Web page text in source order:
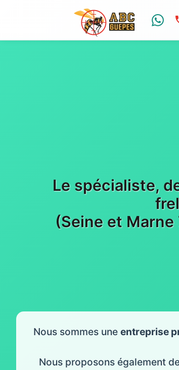
Le spécialiste,
(Seine et Marne
Nous sommes une entreprise
Nous proposons également